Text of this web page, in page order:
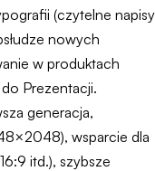
(czytelne napisy
nowych
w produktach
Prezentacji.
generacja,
wsparcie dla
itd.), szybsze